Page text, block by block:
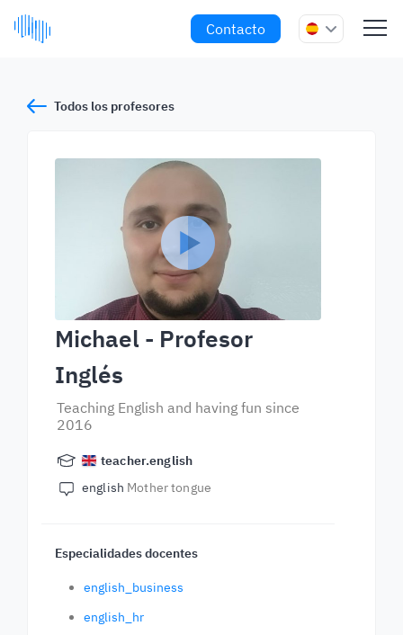
Contacto
Todos los profesores
Michael - Profesor
Inglés
Teaching English and having fun since
2016
teacher.english
english Mother tongue
Especialidades docentes
english_business
english_hr